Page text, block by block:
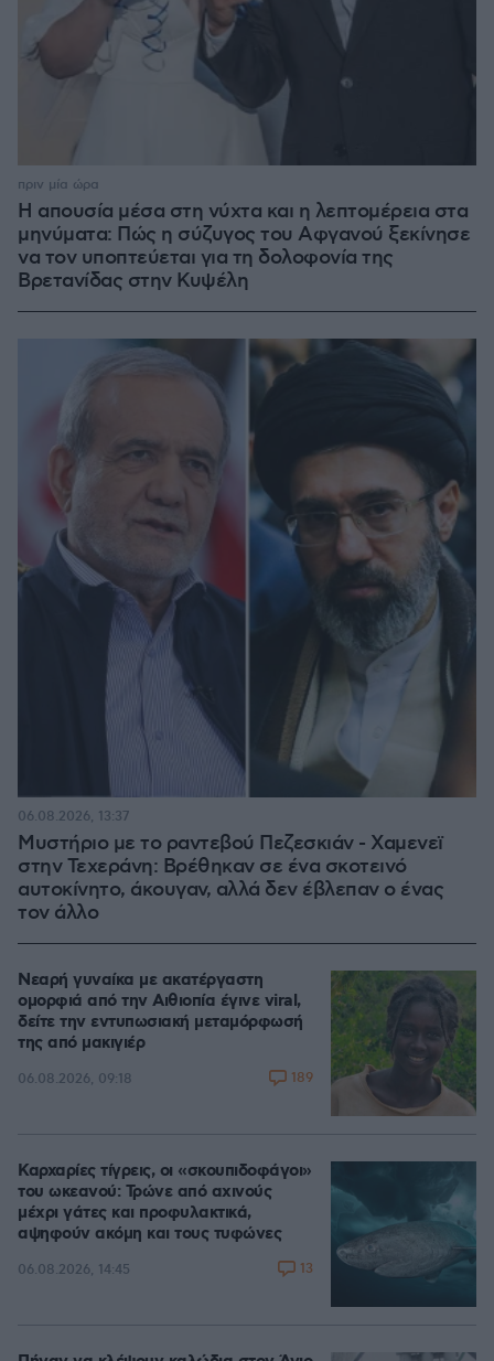
Η απουσία μέσα στη νύχτα και η λεπτομέρεια στα
μηνύματα: Πώς η σύζυγος του Αφγανού ξεκίνησε
να τον υποπτεύεται για τη δολοφονία της
Βρετανίδας στην Κυψέλη
πριν μία ώρα
Μυστήριο με το ραντεβού Πεζεσκιάν - Χαμενεϊ
στην Τεχεράνη: Βρέθηκαν σε ένα σκοτεινό
αυτοκίνητο, άκουγαν, αλλά δεν έβλεπαν ο ένας
τον άλλο
06.08.2026, 13:37
Νεαρή γυναίκα με ακατέργαστη
ομορφιά από την Αιθιοπία έγινε viral,
δείτε την εντυπωσιακή μεταμόρφωσή
της από μακιγιέρ
06.08.2026, 09:18 189
Καρχαρίες τίγρεις, οι «σκουπιδοφάγοι»
του ωκεανού: Τρώνε από αχινούς
μέχρι γάτες και προφυλακτικά,
αψηφούν ακόμη και τους τυφώνες
06.08.2026, 14:45 13